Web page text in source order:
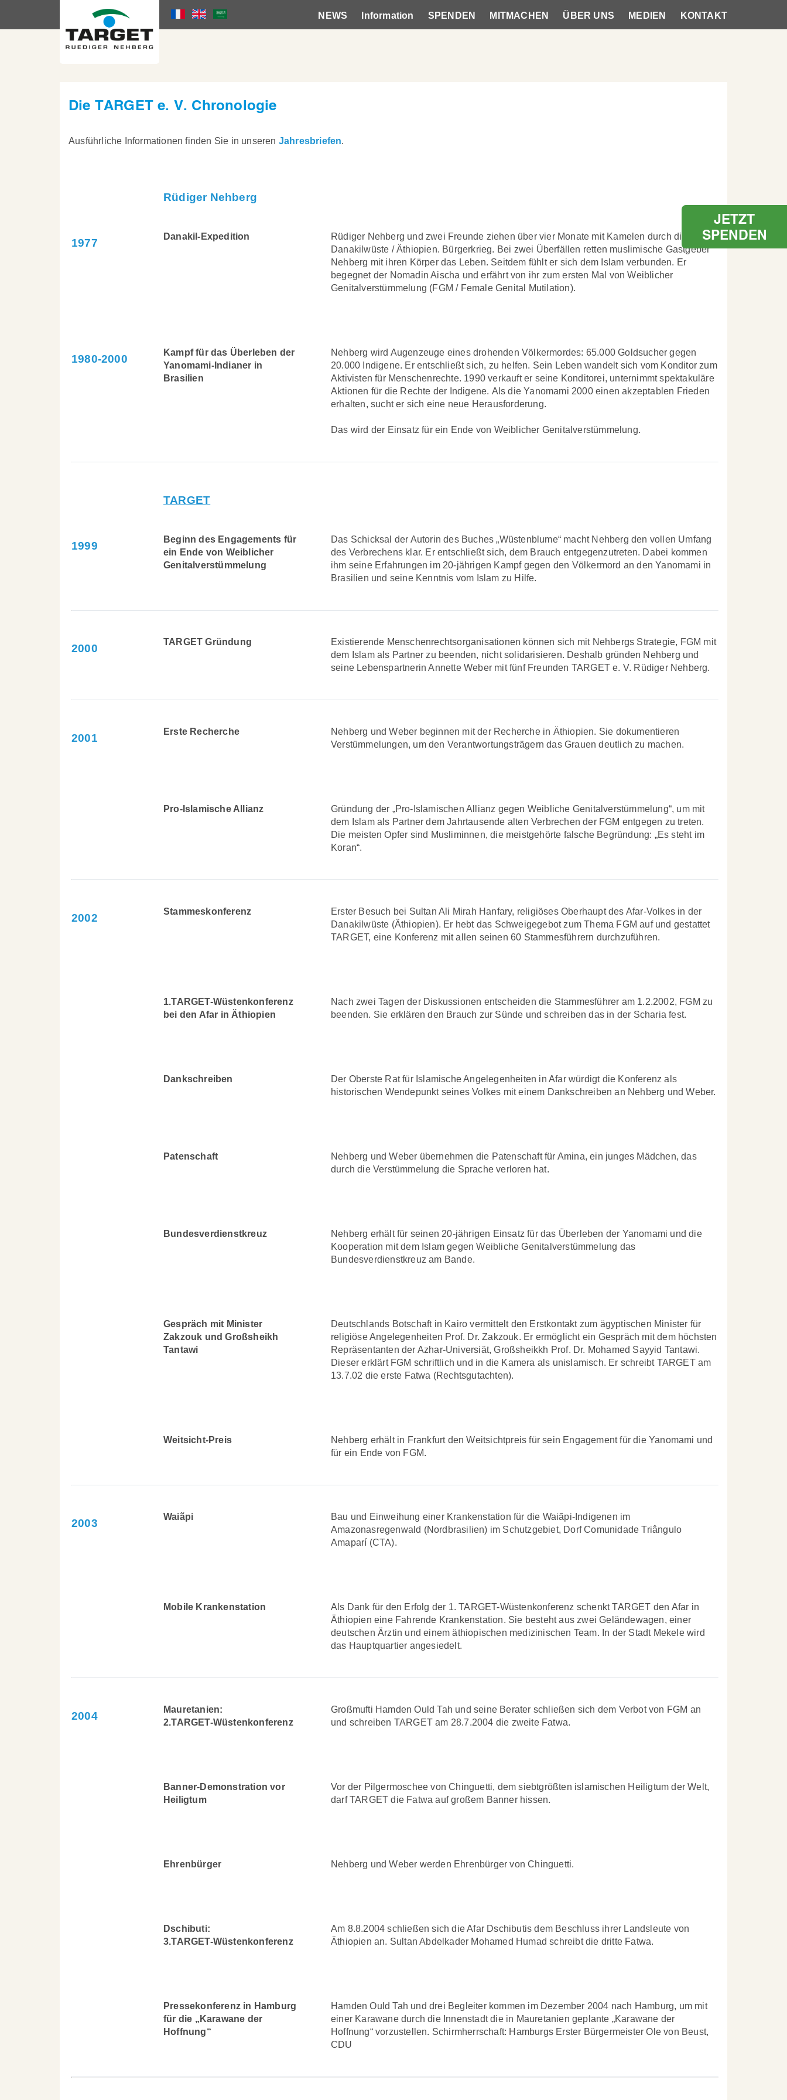
Language
Menu
Hauptnavigation
NEWS Information SPENDEN MITMACHEN ÜBER UNS MEDIEN KONTAKT
JETZT
SPENDEN
Die TARGET e. V. Chronologie
Ausführliche Informationen finden Sie in unseren Jahresbriefen.
Rüdiger Nehberg
1977
Danakil-Expedition
Rüdiger Nehberg und zwei Freunde ziehen über vier Monate mit Kamelen durch die
Danakilwüste / Äthiopien. Bürgerkrieg. Bei zwei Überfällen retten muslimische Gastgeber
Nehberg mit ihren Körper das Leben. Seitdem fühlt er sich dem Islam verbunden. Er
begegnet der Nomadin Aischa und erfährt von ihr zum ersten Mal von Weiblicher
Genitalverstümmelung (FGM / Female Genital Mutilation).
1980-2000
Kampf für das Überleben der
Yanomami-Indianer in
Brasilien
Nehberg wird Augenzeuge eines drohenden Völkermordes: 65.000 Goldsucher gegen
20.000 Indigene. Er entschließt sich, zu helfen. Sein Leben wandelt sich vom Konditor zum
Aktivisten für Menschenrechte. 1990 verkauft er seine Konditorei, unternimmt spektakuläre
Aktionen für die Rechte der Indigene. Als die Yanomami 2000 einen akzeptablen Frieden
erhalten, sucht er sich eine neue Herausforderung.
Das wird der Einsatz für ein Ende von Weiblicher Genitalverstümmelung.
TARGET
1999
Beginn des Engagements für
ein Ende von Weiblicher
Genitalverstümmelung
Das Schicksal der Autorin des Buches „Wüstenblume“ macht Nehberg den vollen Umfang
des Verbrechens klar. Er entschließt sich, dem Brauch entgegenzutreten. Dabei kommen
ihm seine Erfahrungen im 20-jährigen Kampf gegen den Völkermord an den Yanomami in
Brasilien und seine Kenntnis vom Islam zu Hilfe.
2000
TARGET Gründung
Existierende Menschenrechtsorganisationen können sich mit Nehbergs Strategie, FGM mit
dem Islam als Partner zu beenden, nicht solidarisieren. Deshalb gründen Nehberg und
seine Lebenspartnerin Annette Weber mit fünf Freunden TARGET e. V. Rüdiger Nehberg.
2001
Erste Recherche
Nehberg und Weber beginnen mit der Recherche in Äthiopien. Sie dokumentieren
Verstümmelungen, um den Verantwortungsträgern das Grauen deutlich zu machen.
Pro-Islamische Allianz
Gründung der „Pro-Islamischen Allianz gegen Weibliche Genitalverstümmelung“, um mit
dem Islam als Partner dem Jahrtausende alten Verbrechen der FGM entgegen zu treten.
Die meisten Opfer sind Musliminnen, die meistgehörte falsche Begründung: „Es steht im
Koran“.
2002
Stammeskonferenz
Erster Besuch bei Sultan Ali Mirah Hanfary, religiöses Oberhaupt des Afar-Volkes in der
Danakilwüste (Äthiopien). Er hebt das Schweigegebot zum Thema FGM auf und gestattet
TARGET, eine Konferenz mit allen seinen 60 Stammesführern durchzuführen.
1.TARGET-Wüstenkonferenz
bei den Afar in Äthiopien
Nach zwei Tagen der Diskussionen entscheiden die Stammesführer am 1.2.2002, FGM zu
beenden. Sie erklären den Brauch zur Sünde und schreiben das in der Scharia fest.
Dankschreiben
Der Oberste Rat für Islamische Angelegenheiten in Afar würdigt die Konferenz als
historischen Wendepunkt seines Volkes mit einem Dankschreiben an Nehberg und Weber.
Patenschaft
Nehberg und Weber übernehmen die Patenschaft für Amina, ein junges Mädchen, das
durch die Verstümmelung die Sprache verloren hat.
Bundesverdienstkreuz
Nehberg erhält für seinen 20-jährigen Einsatz für das Überleben der Yanomami und die
Kooperation mit dem Islam gegen Weibliche Genitalverstümmelung das
Bundesverdienstkreuz am Bande.
Gespräch mit Minister
Zakzouk und Großsheikh
Tantawi
Deutschlands Botschaft in Kairo vermittelt den Erstkontakt zum ägyptischen Minister für
religiöse Angelegenheiten Prof. Dr. Zakzouk. Er ermöglicht ein Gespräch mit dem höchsten
Repräsentanten der Azhar-Universiät, Großsheikkh Prof. Dr. Mohamed Sayyid Tantawi.
Dieser erklärt FGM schriftlich und in die Kamera als unislamisch. Er schreibt TARGET am
13.7.02 die erste Fatwa (Rechtsgutachten).
Weitsicht-Preis
Nehberg erhält in Frankfurt den Weitsichtpreis für sein Engagement für die Yanomami und
für ein Ende von FGM.
2003
Waiãpi
Bau und Einweihung einer Krankenstation für die Waiãpi-Indigenen im
Amazonasregenwald (Nordbrasilien) im Schutzgebiet, Dorf Comunidade Triângulo
Amaparí (CTA).
Mobile Krankenstation
Als Dank für den Erfolg der 1. TARGET-Wüstenkonferenz schenkt TARGET den Afar in
Äthiopien eine Fahrende Krankenstation. Sie besteht aus zwei Geländewagen, einer
deutschen Ärztin und einem äthiopischen medizinischen Team. In der Stadt Mekele wird
das Hauptquartier angesiedelt.
2004
Mauretanien:
2.TARGET-Wüstenkonferenz
Großmufti Hamden Ould Tah und seine Berater schließen sich dem Verbot von FGM an
und schreiben TARGET am 28.7.2004 die zweite Fatwa.
Banner-Demonstration vor
Heiligtum
Vor der Pilgermoschee von Chinguetti, dem siebtgrößten islamischen Heiligtum der Welt,
darf TARGET die Fatwa auf großem Banner hissen.
Ehrenbürger Nehberg und Weber werden Ehrenbürger von Chinguetti.
Dschibuti:
3.TARGET-Wüstenkonferenz
Am 8.8.2004 schließen sich die Afar Dschibutis dem Beschluss ihrer Landsleute von
Äthiopien an. Sultan Abdelkader Mohamed Humad schreibt die dritte Fatwa.
Pressekonferenz in Hamburg
für die „Karawane der
Hoffnung“
Hamden Ould Tah und drei Begleiter kommen im Dezember 2004 nach Hamburg, um mit
einer Karawane durch die Innenstadt die in Mauretanien geplante „Karawane der
Hoffnung“ vorzustellen. Schirmherrschaft: Hamburgs Erster Bürgermeister Ole von Beust,
CDU